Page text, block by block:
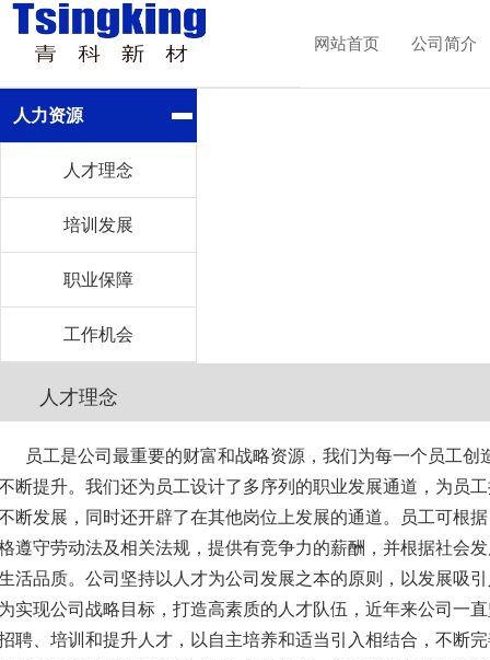
网站首页 公司简介
人力资源 Jion us
人力资源
人才理念
培训发展
职业保障
工作机会
人才理念
员工是公司最重要的财富和战略资源，我们为每一个员工
断提升。我们还为员工设计了多序列的职业发展通道，为员
断发展，同时还开辟了在其他岗位上发展的通道。员工可根
遵守劳动法及相关法规，提供有竞争力的薪酬，并根据社会
活品质。公司坚持以人才为公司发展之本的原则，以发展吸
实现公司战略目标，打造高素质的人才队伍，近年来公司一
聘、培训和提升人才，以自主培养和适当引入相结合，不断